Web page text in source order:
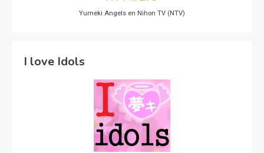
Yumeki Angels en Nihon TV (NTV)
I love Idols